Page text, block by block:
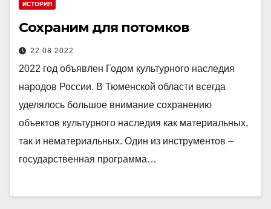
ИСТОРИЯ
Сохраним для потомков
22.08.2022
2022 год объявлен Годом культурного наследия
народов России. В Тюменской области всегда
уделялось большое внимание сохранению
объектов культурного наследия как материальных,
так и нематериальных. Один из инструментов –
государственная программа…